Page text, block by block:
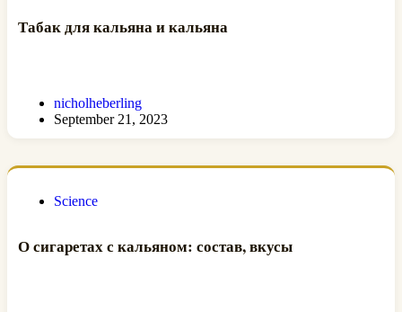
Табак для кальяна и кальяна
nicholheberling
September 21, 2023
Science
О сигаретах с кальяном: состав, вкусы